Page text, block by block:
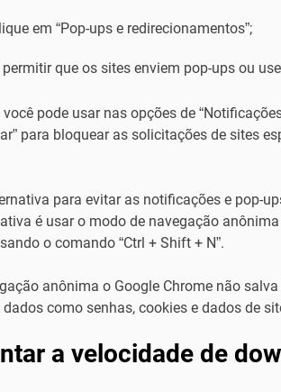
em “Pop-ups e redirecionamentos”;
que os sites enviem pop-ups ou
pode usar nas opções de
para bloquear as solicitações de sites
para evitar as notificações e pop-
é usar o modo de navegação
o comando “Ctrl + Shift + N”.
anônima o Google Chrome não
como senhas, cookies e dados de
a velocidade de